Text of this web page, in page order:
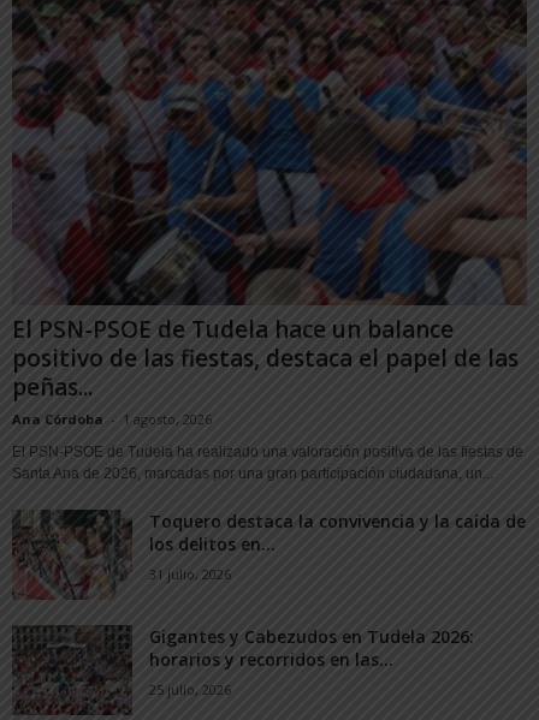
El PSN-PSOE de Tudela hace un balance
positivo de las fiestas, destaca el papel de las
peñas...
Ana Córdoba - 1 agosto, 2026
El PSN-PSOE de Tudela ha realizado una valoración positiva de las fiestas de
Santa Ana de 2026, marcadas por una gran participación ciudadana, un...
Toquero destaca la convivencia y la caída de
los delitos en...
31 julio, 2026
Gigantes y Cabezudos en Tudela 2026:
horarios y recorridos en las...
25 julio, 2026